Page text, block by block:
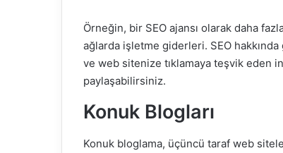
Örneğin, bir SEO ajansı olarak daha
ağlarda işletme giderleri. SEO
ve web sitenize tıklamaya teşvik eden
paylaşabilirsiniz.
Konuk Blogları
Konuk bloglama, üçüncü taraf web